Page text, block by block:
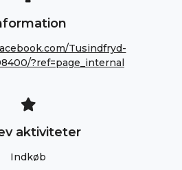
Tusindfryd-
?ref=page_internal
aktiviteter
Indkøb